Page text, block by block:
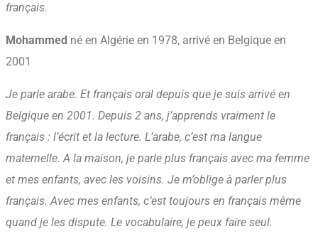
français.
Mohammed né en Algérie en 1978, arrivé en Belgique en
2001
Je parle arabe. Et français oral depuis que je suis arrivé en
Belgique en 2001. Depuis 2 ans, j’apprends vraiment le
français : l’écrit et la lecture. L’arabe, c’est ma langue
maternelle. A la maison, je parle plus français avec ma femme
et mes enfants, avec les voisins. Je m’oblige à parler plus
français. Avec mes enfants, c’est toujours en français même
quand je les dispute. Le vocabulaire, je peux faire seul.